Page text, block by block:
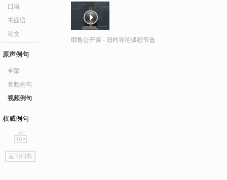
口语
书面语
论文
原声例句
全部
音频例句
视频例句
权威例句
go
top
返回词典
耶鲁公开课 - 旧约导论课程节选